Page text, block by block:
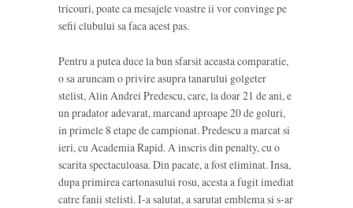
tricouri, poate ca mesajele voastre ii vor convinge pe
sefii clubului sa faca acest pas.
Pentru a putea duce la bun sfarsit aceasta comparatie,
o sa aruncam o privire asupra tanarului golgeter
stelist, Alin Andrei Predescu, care, la doar 21 de ani, e
un pradator adevarat, marcand aproape 20 de goluri,
in primele 8 etape de campionat. Predescu a marcat si
ieri, cu Academia Rapid. A inscris din penalty, cu o
scarita spectaculoasa. Din pacate, a fost eliminat. Insa,
dupa primirea cartonasului rosu, acesta a fugit imediat
catre fanii stelisti. I-a salutat, a sarutat emblema si s-ar